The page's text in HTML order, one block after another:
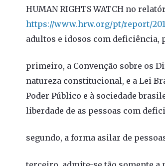
HUMAN RIGHTS WATCH no
https://www.hrw.org/pt/report/
adultos e idosos com deficiência,
primeiro, a Convenção sobre os
natureza constitucional, e a Lei
Poder Público e à sociedade
liberdade de as pessoas com
segundo, a forma asilar de